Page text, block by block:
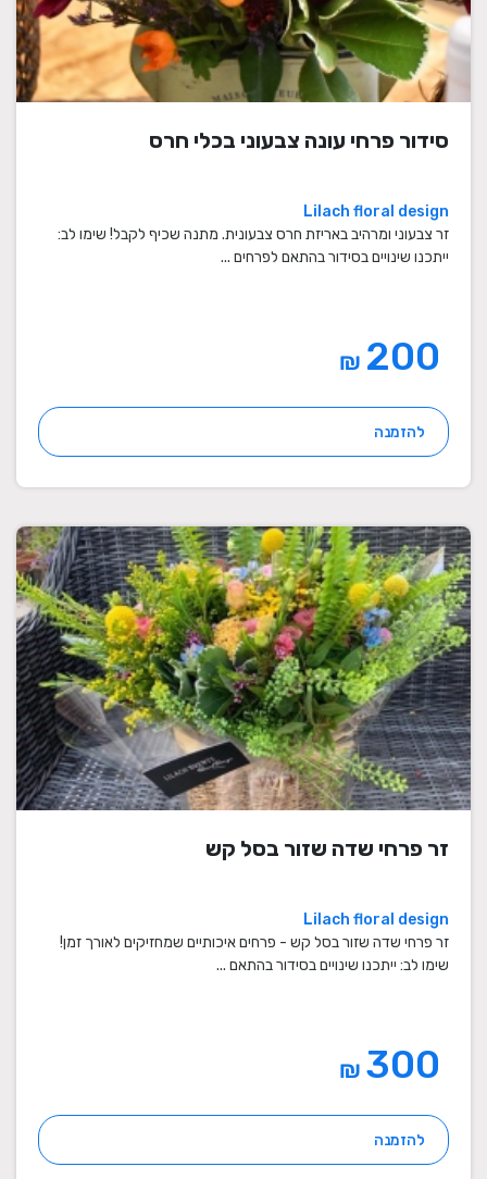
סידור פרחי עונה צבעוני בכלי חרס
Lilach floral design
זר צבעוני ומרהיב באריזת חרס צבעונית. מתנה שכיף לקבל! שימו לב:
ייתכנו שינויים בסידור בהתאם לפרחים ...
₪
להזמנה
זר פרחי שדה שזור בסל קש
Lilach floral design
זר פרחי שדה שזור בסל קש - פרחים איכותיים שמחזיקים לאורך זמן!
שימו לב: ייתכנו שינויים בסידור בהתאם ...
₪
להזמנה